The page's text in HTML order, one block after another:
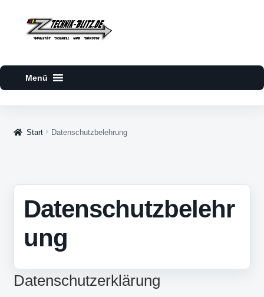
Navigation
springen
Inhalt
springen
Start Datenschutzbelehrung
Datenschutzbelehr
ung
Datenschutzerklärung